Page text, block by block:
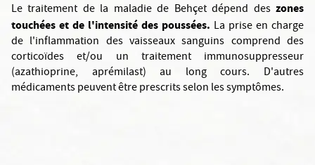
Le traitement de la maladie de Behçet dépend des zones
touchées et de l'intensité des poussées. La prise en charge
de l'inflammation des vaisseaux sanguins comprend des
corticoïdes et/ou un traitement immunosuppresseur
(azathioprine, aprémilast) au long cours. D'autres
médicaments peuvent être prescrits selon les symptômes.